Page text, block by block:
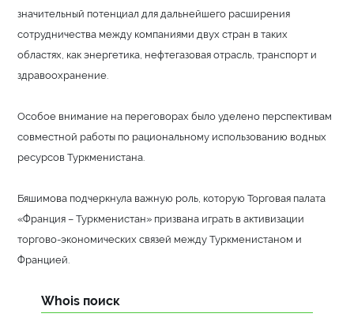
значительный потенциал для дальнейшего расширения
сотрудничества между компаниями двух стран в таких
областях, как энергетика, нефтегазовая отрасль, транспорт и
здравоохранение.
Особое внимание на переговорах было уделено перспективам
совместной работы по рациональному использованию водных
ресурсов Туркменистана.
Бяшимова подчеркнула важную роль, которую Торговая палата
«Франция – Туркменистан» призвана играть в активизации
торгово-экономических связей между Туркменистаном и
Францией.
Whois поиск